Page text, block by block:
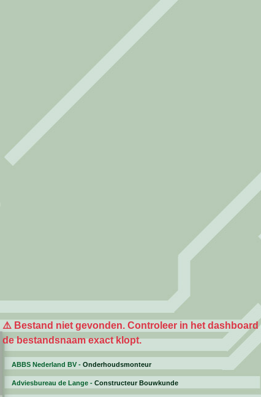
⚠️ Bestand niet gevonden. Controleer in het dashboard
de bestandsnaam exact klopt.
ABBS Nederland BV - Onderhoudsmonteur
Adviesbureau de Lange - Constructeur Bouwkunde